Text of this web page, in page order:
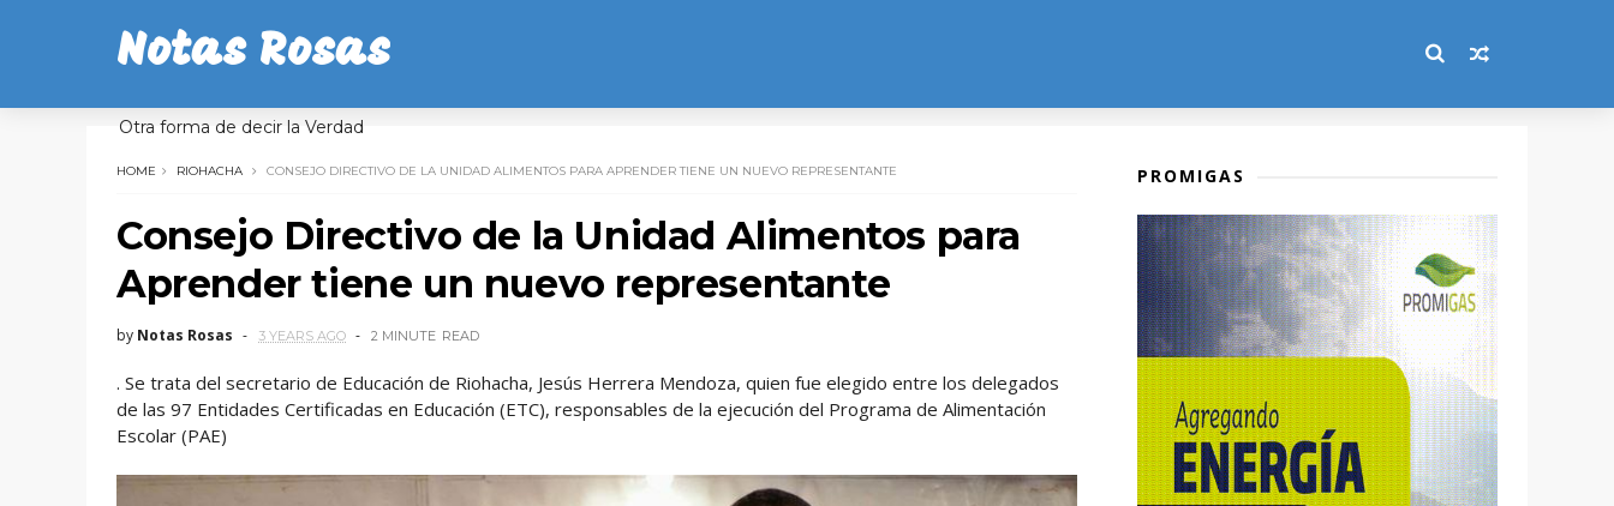
Notas Rosas
Otra forma de decir la Verdad
HOME RIOHACHA CONSEJO DIRECTIVO DE LA UNIDAD ALIMENTOS PARA APRENDER TIENE UN NUEVO REPRESENTANTE
Consejo Directivo de la Unidad Alimentos para
Aprender tiene un nuevo representante
by Notas Rosas 3 YEARS AGO 2 MINUTE READ
. Se trata del secretario de Educación de Riohacha, Jesús Herrera Mendoza, quien fue elegido entre los delegados
de las 97 Entidades Certificadas en Educación (ETC), responsables de la ejecución del Programa de Alimentación
Escolar (PAE)
PROMIGAS